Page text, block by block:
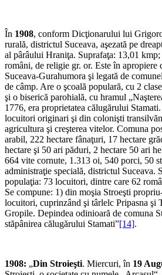
În 1908, conform Dicţionarului lui
rurală, districtul Su­ceava, aşezată pe
al pârâului Hraniţa. Suprafaţa: 13,01
români, de religie gr. or. Este în apropiere
Suceava-Gurahumora şi legată de
de câmp. Are o şcoală populară, cu 2
şi o biserică parohială, cu hramul
1776, era proprietatea călugărului
locui­tori originari şi din colonişti
agricultura şi creşterea vitelor. Comuna
arabil, 222 hectare fânaţuri, 17 hectare
hectare şi 50 ari pă­duri, 2 hectare 50 ari
664 vite cornute, 1.313 oi, 540 porci, 50
administraţie specială, districtul Suceava.
popu­laţia: 73 locuitori, dintre care 62
Se compune: 1) din moşia Stroeşti
locuitori, cuprinzând şi târlelc Pripasna şi
Gropile. Depindea odinioară de comuna
stăpânirea călugărului Stamati”[14].
1908: „Din Stroieşti. Miercuri, în 19